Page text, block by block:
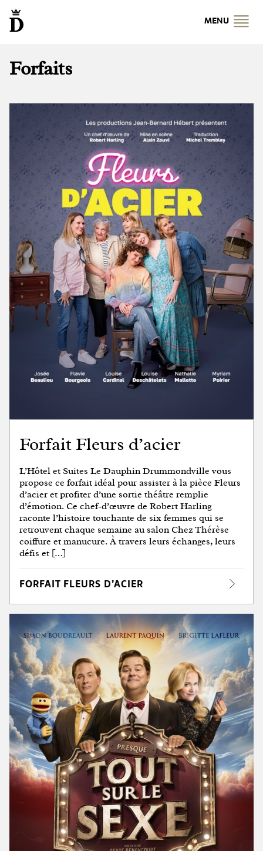
MENU
Forfaits
Forfait Fleurs d’acier
L’Hôtel et Suites Le Dauphin Drummondville vous
propose ce forfait idéal pour assister à la pièce Fleurs
d’acier et profiter d’une sortie théâtre remplie
d’émotion. Ce chef-d’œuvre de Robert Harling
raconte l’histoire touchante de six femmes qui se
retrouvent chaque semaine au salon Chez Thérèse
coiffure et manucure. À travers leurs échanges, leurs
défis et […]
FORFAIT FLEURS D’ACIER